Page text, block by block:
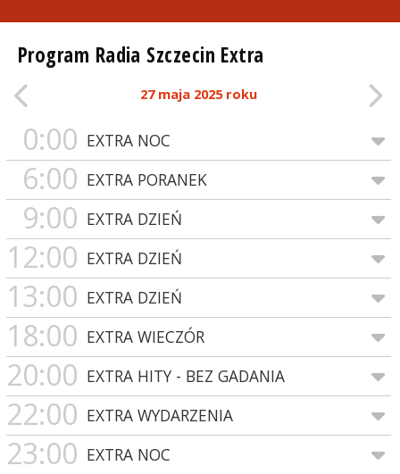
Program Radia Szczecin Extra
27 maja 2025 roku
0:00 EXTRA NOC
6:00 EXTRA PORANEK
9:00 EXTRA DZIEŃ
12:00 EXTRA DZIEŃ
13:00 EXTRA DZIEŃ
18:00 EXTRA WIECZÓR
20:00 EXTRA HITY - BEZ GADANIA
22:00 EXTRA WYDARZENIA
23:00 EXTRA NOC